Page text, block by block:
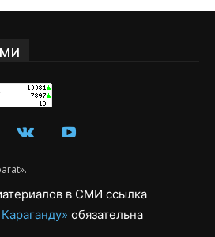
в СМИ ссылка
обязательна